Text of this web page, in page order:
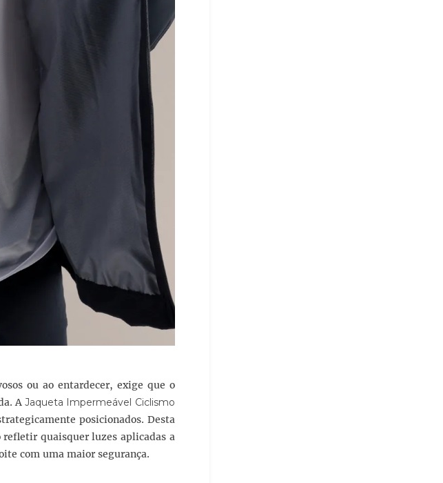
ou ao entardecer, exige que o
AJaqueta Impermeável Ciclismo
posicionados. Desta
quaisquer luzes aplicadas a
com uma maior segurança.